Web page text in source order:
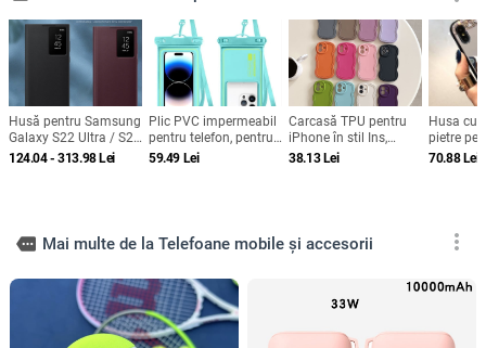
Husă pentru Samsung
Galaxy S22 Ultra / S22
Plus / S22 cu fereastră
124.04 - 313.98Lei
Plic PVC impermeabil
pentru telefon, pentru
înot și scufundări,
59.49 Lei
Carcasă TPU pentru
iPhone în stil Ins,
design minimalist de
mat
38.13Lei
Husa cu
pietre
si iPhone
70.88Lei
more Mai multe de la Telefoane mobile și accesorii more_vert